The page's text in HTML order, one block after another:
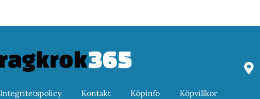
Integritetspolicy Kontakt Köpinfo Köpvillkor